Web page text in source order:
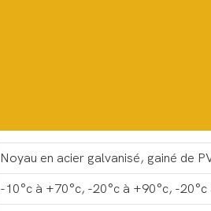
Noyau en acier galvanisé, gainé de
-10°c à +70°c, -20°c à +90°c, -